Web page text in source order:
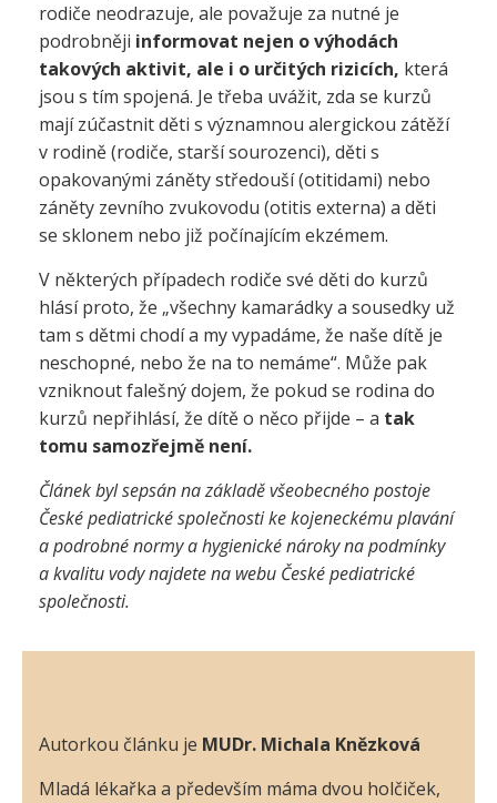
rodiče neodrazuje, ale považuje za nutné je
podrobněji informovat nejen o výhodách
takových aktivit, ale i o určitých rizicích, která
jsou s tím spojená. Je třeba uvážit, zda se kurzů
mají zúčastnit děti s významnou alergickou zátěží
v rodině (rodiče, starší sourozenci), děti s
opakovanými záněty středouší (otitidami) nebo
záněty zevního zvukovodu (otitis externa) a děti
se sklonem nebo již počínajícím ekzémem.
V některých případech rodiče své děti do kurzů
hlásí proto, že „všechny kamarádky a sousedky už
tam s dětmi chodí a my vypadáme, že naše dítě je
neschopné, nebo že na to nemáme“. Může pak
vzniknout falešný dojem, že pokud se rodina do
kurzů nepřihlásí, že dítě o něco přijde – a tak
tomu samozřejmě není.
Článek byl sepsán na základě všeobecného postoje
České pediatrické společnosti ke kojeneckému plavání
a podrobné normy a hygienické nároky na podmínky
a kvalitu vody najdete na webu České pediatrické
společnosti.
Autorkou článku je MUDr. Michala Knězková
Mladá lékařka a především máma dvou holčiček,